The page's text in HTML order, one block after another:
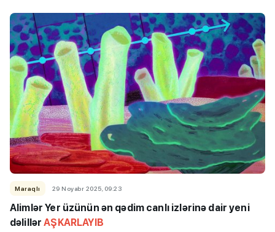
Maraqlı 29 Noyabr 2025, 09:23
Alimlər Yer üzünün ən qədim canlı izlərinə dair yeni
dəlillərAŞKARLAYIB